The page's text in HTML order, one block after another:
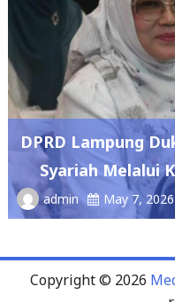
DPRD Lampung
Syariah Melalui
admin May 7, 2026